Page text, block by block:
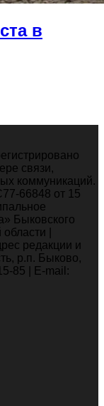
в
связи,
коммуникаций.
66848 от 15
Быковского
|
редакции и
р.п. Быково,
85 | E-mail: